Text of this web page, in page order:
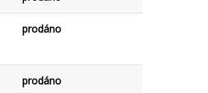
prodáno
prodáno